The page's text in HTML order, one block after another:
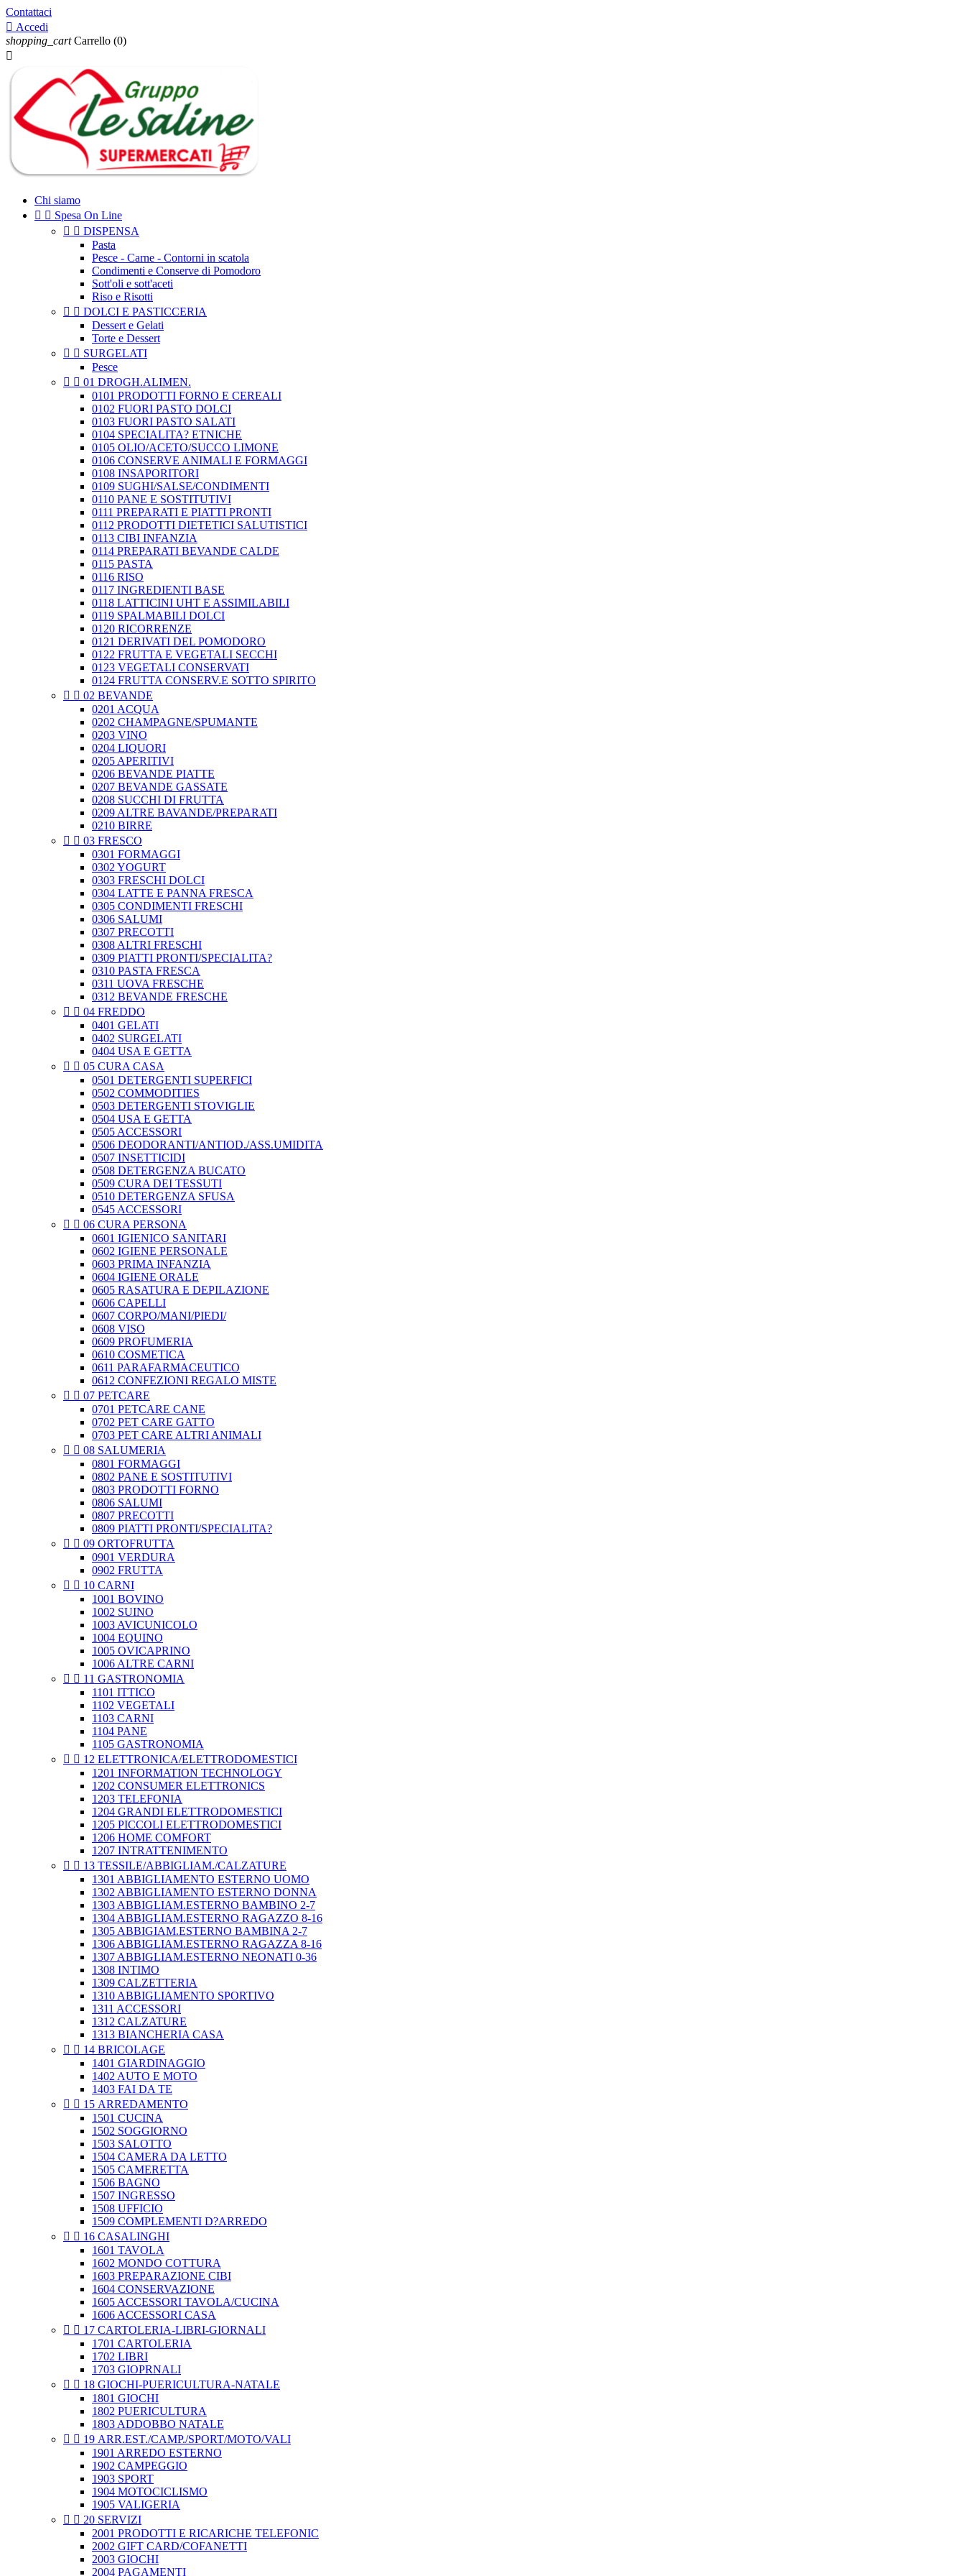
Contattaci
 Accedi
shopping_cart Carrello (0)

Chi siamo
  Spesa On Line
  DISPENSA
Pasta
Pesce - Carne - Contorni in scatola
Condimenti e Conserve di Pomodoro
Sott'oli e sott'aceti
Riso e Risotti
  DOLCI E PASTICCERIA
Dessert e Gelati
Torte e Dessert
  SURGELATI
Pesce
  01 DROGH.ALIMEN.
0101 PRODOTTI FORNO E CEREALI
0102 FUORI PASTO DOLCI
0103 FUORI PASTO SALATI
0104 SPECIALITA? ETNICHE
0105 OLIO/ACETO/SUCCO LIMONE
0106 CONSERVE ANIMALI E FORMAGGI
0108 INSAPORITORI
0109 SUGHI/SALSE/CONDIMENTI
0110 PANE E SOSTITUTIVI
0111 PREPARATI E PIATTI PRONTI
0112 PRODOTTI DIETETICI SALUTISTICI
0113 CIBI INFANZIA
0114 PREPARATI BEVANDE CALDE
0115 PASTA
0116 RISO
0117 INGREDIENTI BASE
0118 LATTICINI UHT E ASSIMILABILI
0119 SPALMABILI DOLCI
0120 RICORRENZE
0121 DERIVATI DEL POMODORO
0122 FRUTTA E VEGETALI SECCHI
0123 VEGETALI CONSERVATI
0124 FRUTTA CONSERV.E SOTTO SPIRITO
  02 BEVANDE
0201 ACQUA
0202 CHAMPAGNE/SPUMANTE
0203 VINO
0204 LIQUORI
0205 APERITIVI
0206 BEVANDE PIATTE
0207 BEVANDE GASSATE
0208 SUCCHI DI FRUTTA
0209 ALTRE BAVANDE/PREPARATI
0210 BIRRE
  03 FRESCO
0301 FORMAGGI
0302 YOGURT
0303 FRESCHI DOLCI
0304 LATTE E PANNA FRESCA
0305 CONDIMENTI FRESCHI
0306 SALUMI
0307 PRECOTTI
0308 ALTRI FRESCHI
0309 PIATTI PRONTI/SPECIALITA?
0310 PASTA FRESCA
0311 UOVA FRESCHE
0312 BEVANDE FRESCHE
  04 FREDDO
0401 GELATI
0402 SURGELATI
0404 USA E GETTA
  05 CURA CASA
0501 DETERGENTI SUPERFICI
0502 COMMODITIES
0503 DETERGENTI STOVIGLIE
0504 USA E GETTA
0505 ACCESSORI
0506 DEODORANTI/ANTIOD./ASS.UMIDITA
0507 INSETTICIDI
0508 DETERGENZA BUCATO
0509 CURA DEI TESSUTI
0510 DETERGENZA SFUSA
0545 ACCESSORI
  06 CURA PERSONA
0601 IGIENICO SANITARI
0602 IGIENE PERSONALE
0603 PRIMA INFANZIA
0604 IGIENE ORALE
0605 RASATURA E DEPILAZIONE
0606 CAPELLI
0607 CORPO/MANI/PIEDI/
0608 VISO
0609 PROFUMERIA
0610 COSMETICA
0611 PARAFARMACEUTICO
0612 CONFEZIONI REGALO MISTE
  07 PETCARE
0701 PETCARE CANE
0702 PET CARE GATTO
0703 PET CARE ALTRI ANIMALI
  08 SALUMERIA
0801 FORMAGGI
0802 PANE E SOSTITUTIVI
0803 PRODOTTI FORNO
0806 SALUMI
0807 PRECOTTI
0809 PIATTI PRONTI/SPECIALITA?
  09 ORTOFRUTTA
0901 VERDURA
0902 FRUTTA
  10 CARNI
1001 BOVINO
1002 SUINO
1003 AVICUNICOLO
1004 EQUINO
1005 OVICAPRINO
1006 ALTRE CARNI
  11 GASTRONOMIA
1101 ITTICO
1102 VEGETALI
1103 CARNI
1104 PANE
1105 GASTRONOMIA
  12 ELETTRONICA/ELETTRODOMESTICI
1201 INFORMATION TECHNOLOGY
1202 CONSUMER ELETTRONICS
1203 TELEFONIA
1204 GRANDI ELETTRODOMESTICI
1205 PICCOLI ELETTRODOMESTICI
1206 HOME COMFORT
1207 INTRATTENIMENTO
  13 TESSILE/ABBIGLIAM./CALZATURE
1301 ABBIGLIAMENTO ESTERNO UOMO
1302 ABBIGLIAMENTO ESTERNO DONNA
1303 ABBIGLIAM.ESTERNO BAMBINO 2-7
1304 ABBIGLIAM.ESTERNO RAGAZZO 8-16
1305 ABBIGIAM.ESTERNO BAMBINA 2-7
1306 ABBIGLIAM.ESTERNO RAGAZZA 8-16
1307 ABBIGLIAM.ESTERNO NEONATI 0-36
1308 INTIMO
1309 CALZETTERIA
1310 ABBIGLIAMENTO SPORTIVO
1311 ACCESSORI
1312 CALZATURE
1313 BIANCHERIA CASA
  14 BRICOLAGE
1401 GIARDINAGGIO
1402 AUTO E MOTO
1403 FAI DA TE
  15 ARREDAMENTO
1501 CUCINA
1502 SOGGIORNO
1503 SALOTTO
1504 CAMERA DA LETTO
1505 CAMERETTA
1506 BAGNO
1507 INGRESSO
1508 UFFICIO
1509 COMPLEMENTI D?ARREDO
  16 CASALINGHI
1601 TAVOLA
1602 MONDO COTTURA
1603 PREPARAZIONE CIBI
1604 CONSERVAZIONE
1605 ACCESSORI TAVOLA/CUCINA
1606 ACCESSORI CASA
  17 CARTOLERIA-LIBRI-GIORNALI
1701 CARTOLERIA
1702 LIBRI
1703 GIOPRNALI
  18 GIOCHI-PUERICULTURA-NATALE
1801 GIOCHI
1802 PUERICULTURA
1803 ADDOBBO NATALE
  19 ARR.EST./CAMP./SPORT/MOTO/VALI
1901 ARREDO ESTERNO
1902 CAMPEGGIO
1903 SPORT
1904 MOTOCICLISMO
1905 VALIGERIA
  20 SERVIZI
2001 PRODOTTI E RICARICHE TELEFONIC
2002 GIFT CARD/COFANETTI
2003 GIOCHI
2004 PAGAMENTI